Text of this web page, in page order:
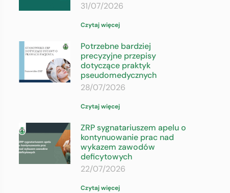
31/07/2026
Czytaj więcej
Potrzebne bardziej
precyzyjne przepisy
dotyczące praktyk
pseudomedycznych
28/07/2026
Czytaj więcej
ZRP sygnatariuszem apelu o
kontynuowanie prac nad
wykazem zawodów
deficytowych
22/07/2026
Czytaj więcej